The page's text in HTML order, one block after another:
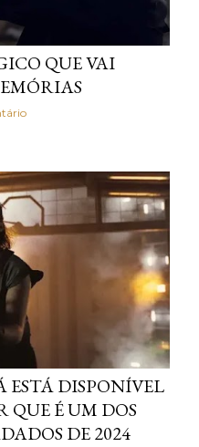
QUE VAI
ESTÁ DISPONÍVEL
QUE É UM DOS
DE 2024